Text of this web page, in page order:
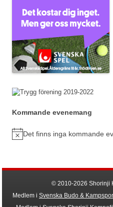
Kommande evenemang
NotisDet finns inga kommande
© 2010-2026 Shorinji
Medlem i Svenska Budo &